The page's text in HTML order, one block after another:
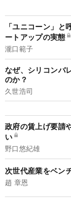
「ユニコーン」
ートアップの実態
瀧口範子
なぜ、シリコンバ
のか？
久世浩司
政府の賃上げ要請
い
野口悠紀雄
次世代産業をベン
趙 章恩